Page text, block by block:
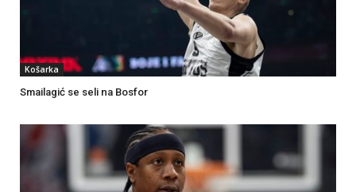
Košarka
Smailagić se seli na Bosfor